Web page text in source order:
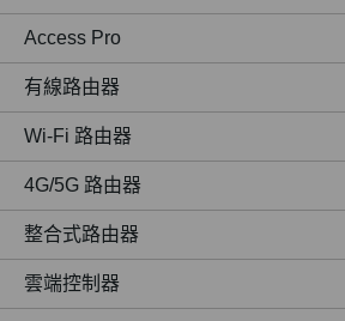
Access Pro
有線路由器
Wi-Fi 路由器
4G/5G 路由器
整合式路由器
雲端控制器